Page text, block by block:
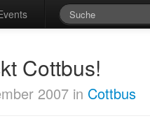
Cottbus!
2007 in Cottbus